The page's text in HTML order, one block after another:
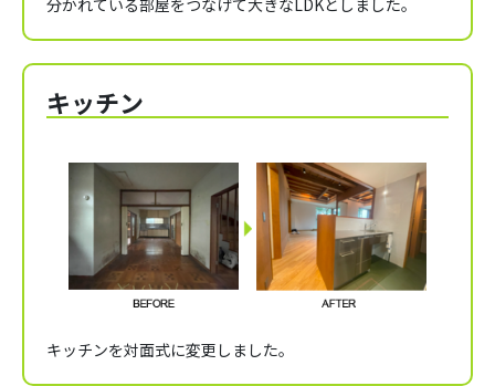
キッチン
キッチンを対面式に変更しました。